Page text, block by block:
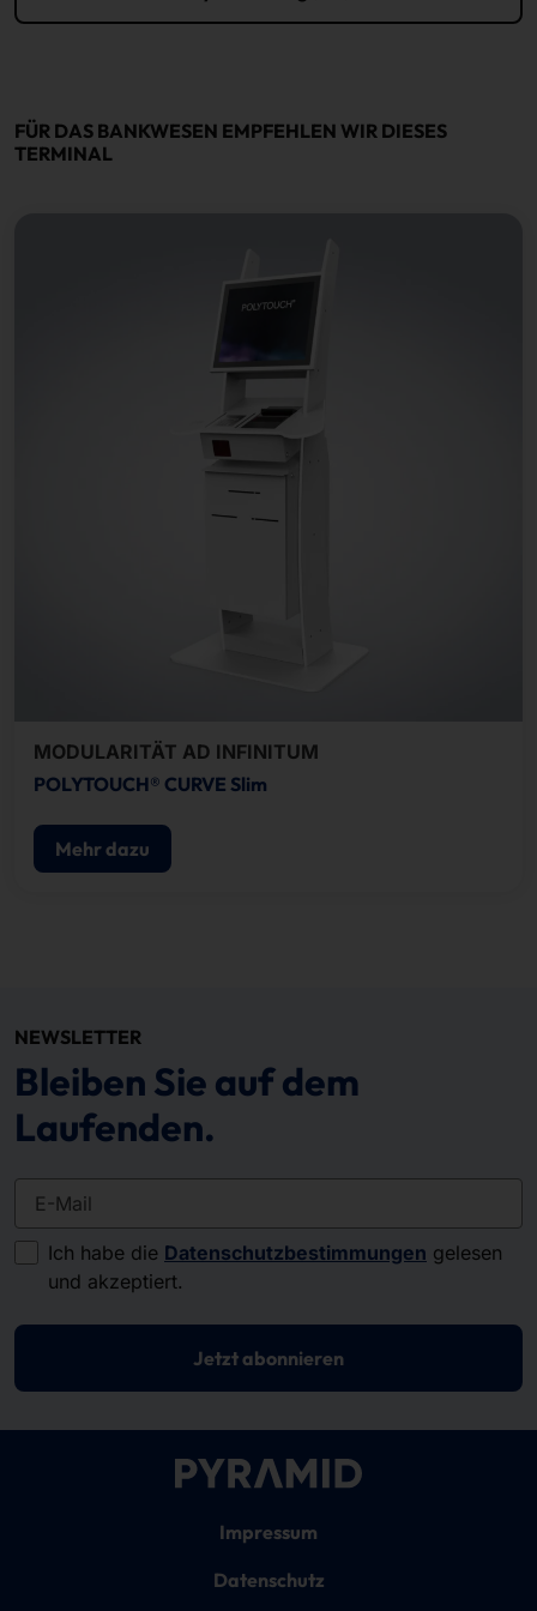
FÜR DAS BANKWESEN EMPFEHLEN WIR DIESES
TERMINAL
MODULARITÄT AD INFINITUM
POLYTOUCH® CURVE Slim
Mehr dazu
NEWSLETTER
Bleiben Sie auf dem
Laufenden.
E-Mail
Ich habe die Datenschutzbestimmungen gelesen
und akzeptiert.
Jetzt abonnieren
Impressum
Datenschutz